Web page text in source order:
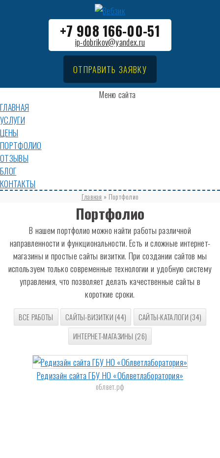
+7 908 166-00-51
ip-dobrikov@yandex.ru
ОТПРАВИТЬ ЗАЯВКУ
Меню сайта
ГЛАВНАЯ
УСЛУГИ
ЦЕНЫ
ПОРТФОЛИО
ОТЗЫВЫ
БЛОГ
КОНТАКТЫ
Главная » Портфолио
Портфолио
В нашем портфолио можно найти работы различной
направленности и функциональности. Есть и сложные интернет-
магазины и простые сайты визитки. При создании сайтов мы
используем только современные технологии и удобную систему
управления, что позволяет делать качественные сайты в
короткие сроки.
ВСЕ РАБОТЫ САЙТЫ-ВИЗИТКИ (44)
САЙТЫ-КАТАЛОГИ (34)
ИНТЕРНЕТ-МАГАЗИНЫ (26)
Редизайн сайта ГБУ НО «Облветлаборатория»
облвет.рф